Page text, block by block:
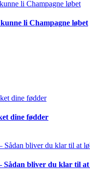
li Champagne løbet
dine fødder
Sådan bliver du klar til